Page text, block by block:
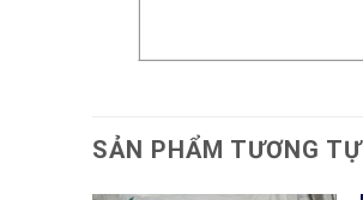
SẢN PHẨM TƯƠNG TỰ